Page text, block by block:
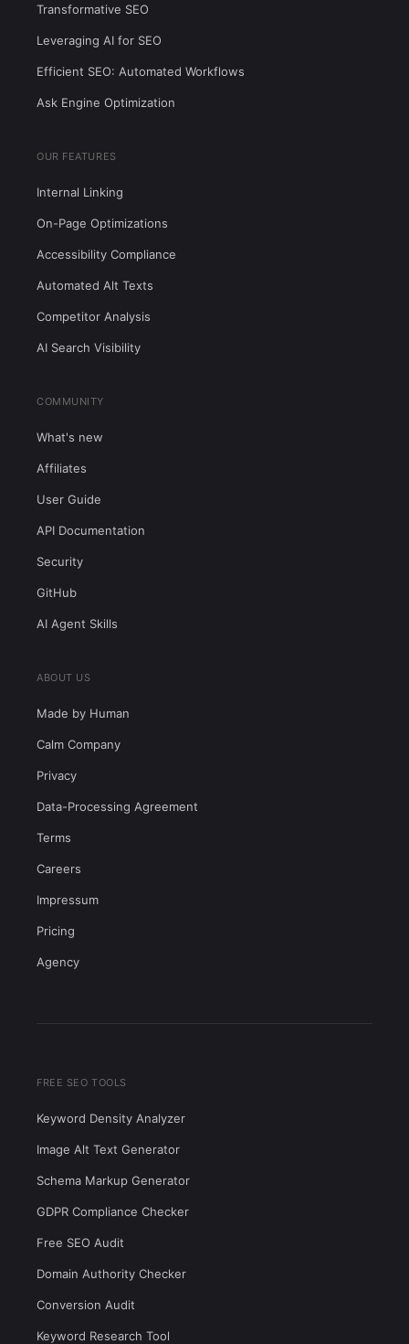
Transformative SEO
Leveraging AI for SEO
Efficient SEO: Automated Workflows
Ask Engine Optimization
OUR FEATURES
Internal Linking
On-Page Optimizations
Accessibility Compliance
Automated Alt Texts
Competitor Analysis
AI Search Visibility
COMMUNITY
What's new
Affiliates
User Guide
API Documentation
Security
GitHub
AI Agent Skills
ABOUT US
Made by Human
Calm Company
Privacy
Data-Processing Agreement
Terms
Careers
Impressum
Pricing
Agency
FREE SEO TOOLS
Keyword Density Analyzer
Image Alt Text Generator
Schema Markup Generator
GDPR Compliance Checker
Free SEO Audit
Domain Authority Checker
Conversion Audit
Keyword Research Tool